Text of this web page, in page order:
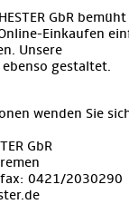
GbR
Einkaufen
Unsere
gestaltet.
wenden Sie
GbR
0421/2030290